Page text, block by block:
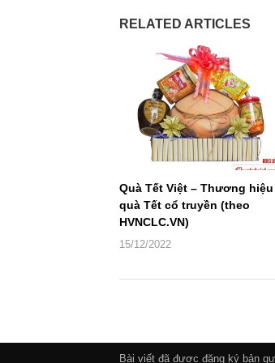
RELATED ARTICLES
Quà Tết Việt – Thương hiệu
quà Tết cổ truyền (theo
HVNCLC.VN)
15/12/2022
Bài viết đã được đăng ký bản